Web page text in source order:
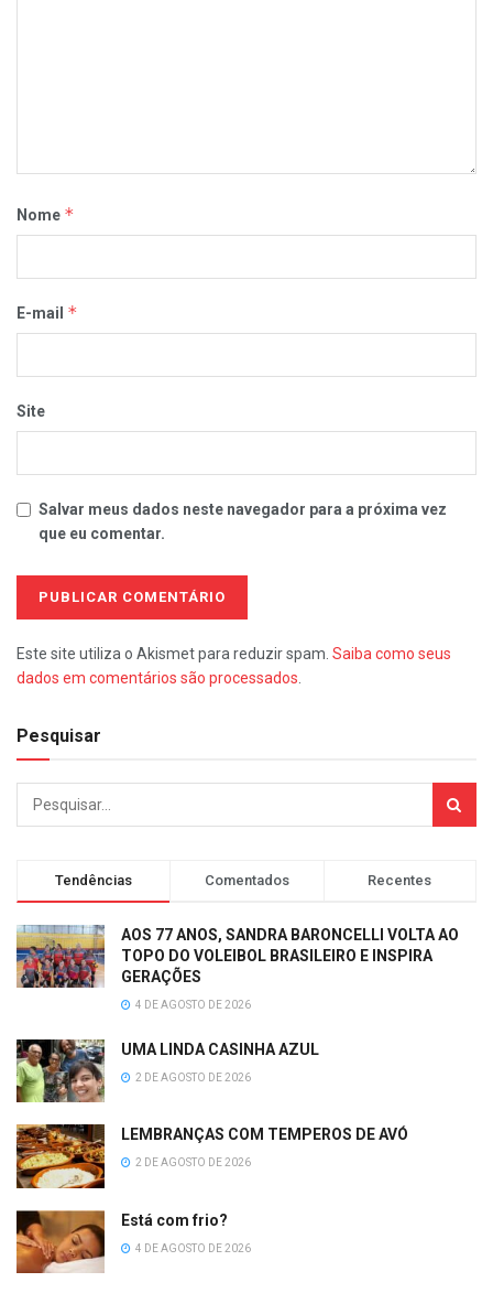
Nome *
E-mail *
Site
Salvar meus dados neste navegador para a próxima vez
que eu comentar.
Este site utiliza o Akismet para reduzir spam. Saiba como seus
dados em comentários são processados
Pesquisar
Tendências Comentados Recentes
AOS 77 ANOS, SANDRA BARONCELLI VOLTA AO
TOPO DO VOLEIBOL BRASILEIRO E INSPIRA
GERAÇÕES
4 DE AGOSTO DE 2026
UMA LINDA CASINHA AZUL
2 DE AGOSTO DE 2026
LEMBRANÇAS COM TEMPEROS DE AVÓ
2 DE AGOSTO DE 2026
Está com frio?
4 DE AGOSTO DE 2026